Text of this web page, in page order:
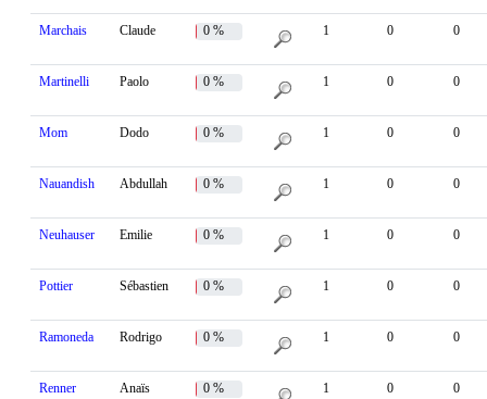
Marchais Claude 0 % 1 0 0
Martinelli Paolo 0 % 1 0 0
Mom Dodo 0 % 1 0 0
Nauandish Abdullah 0 % 1 0 0
Neuhauser Emilie 0 % 1 0 0
Pottier Sébastien 0 % 1 0 0
Ramoneda Rodrigo 0 % 1 0 0
Renner Anaïs 0 % 1 0 0